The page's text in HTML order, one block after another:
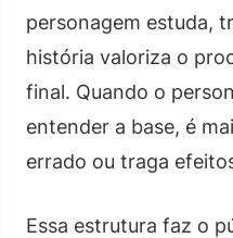
personagem estuda,
história valoriza o
final. Quando o
entender a base, é
errado ou traga
Essa estrutura faz o